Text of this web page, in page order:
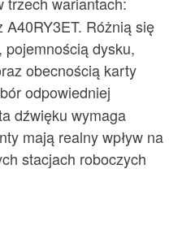
A40RY3ET. Różnią się
dysku,
obecnością karty
odpowiedniej
dźwięku wymaga
mają realny wpływ na
stacjach roboczych